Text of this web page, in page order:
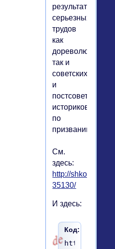
результатах
серьезных
трудов
как
так и
советских
и
постсоветских
историков
по
призванию.
См.
здесь:
http://
35130/
И здесь:
Код:
http://